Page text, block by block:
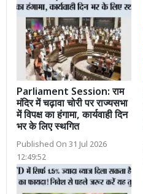
Parliament Session: राम
मंदिर में चढ़ावा चोरी पर राज्यसभा
में विपक्ष का हंगामा, कार्यवाही दिन
भर के लिए स्थगित
Published On 31 Jul 2026
12:49:52